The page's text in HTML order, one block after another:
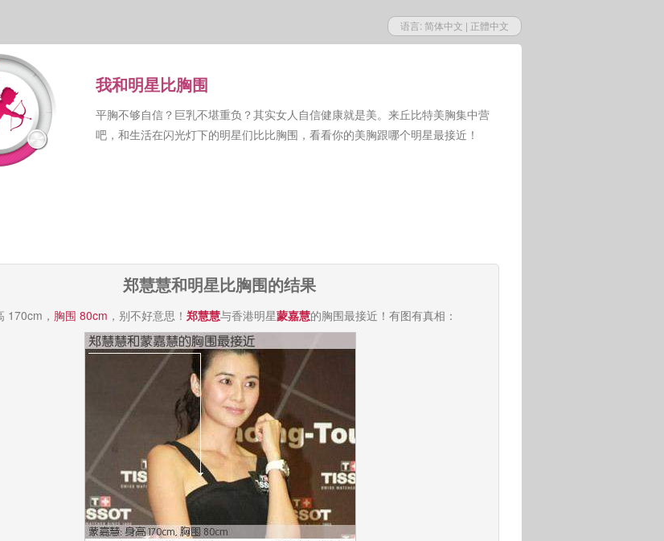
语言: 简体中文 | 正體中文
我和明星比胸围
平胸不够自信？巨乳不堪重负？其实女人自信健康就是美。来丘比特美胸集中营
吧，和生活在闪光灯下的明星们比比胸围，看看你的美胸跟哪个明星最接近！
郑慧慧和明星比胸围的结果
170cm， 胸围 80cm ，别不好意思！ 郑慧慧与香港明星蒙嘉慧的胸围最接近！有图有真相：